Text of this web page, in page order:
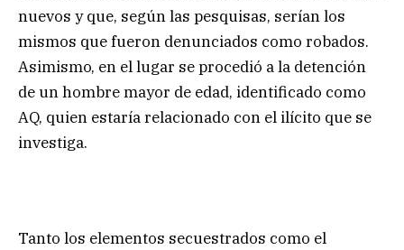
nuevos y que, según las pesquisas, serían los
mismos que fueron denunciados como robados.
Asimismo, en el lugar se procedió a la detención
de un hombre mayor de edad, identificado como
AQ, quien estaría relacionado con el ilícito que se
investiga.
Tanto los elementos secuestrados como el